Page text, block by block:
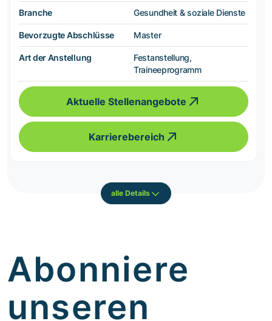
Branche Gesundheit & soziale Dienste
Bevorzugte Abschlüsse Master
Art der Anstellung
Festanstellung,
Traineeprogramm
Aktuelle Stellenangebote
Karrierebereich
alle Details
Abonniere
unseren